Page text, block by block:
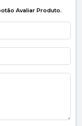
Avaliar Produto.